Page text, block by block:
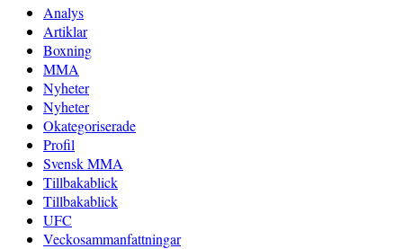
Analys
Artiklar
Boxning
MMA
Nyheter
Nyheter
Okategoriserade
Profil
Svensk MMA
Tillbakablick
Tillbakablick
UFC
Veckosammanfattningar